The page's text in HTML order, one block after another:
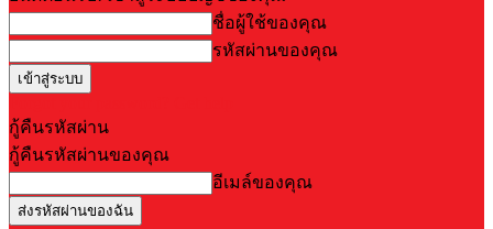
ชื่อผู้ใช้ของคุณ
รหัสผ่านของคุณ
กู้คืนรหัสผ่าน
กู้คืนรหัสผ่านของคุณ
อีเมล์ของคุณ